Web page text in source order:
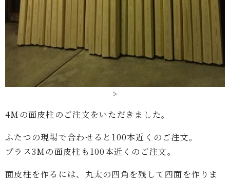
>
4Mの面皮柱のご注文をいただきました。
ふたつの現場で合わせると100本近くのご注文。
プラス3Mの面皮柱も100本近くのご注文。
面皮柱を作るには、丸太の四角を残して四面を作りま